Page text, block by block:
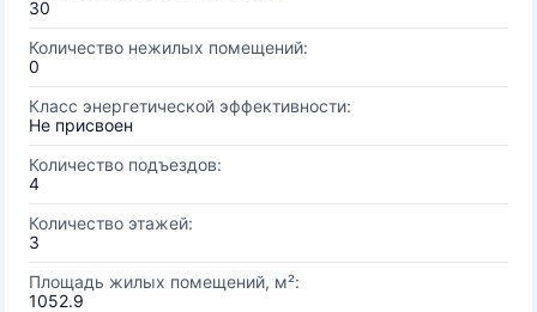
30
Количество нежилых помещений:
0
Класс энергетической эффективности:
Не присвоен
Количество подъездов:
4
Количество этажей:
3
Площадь жилых помещений, м²:
1052.9